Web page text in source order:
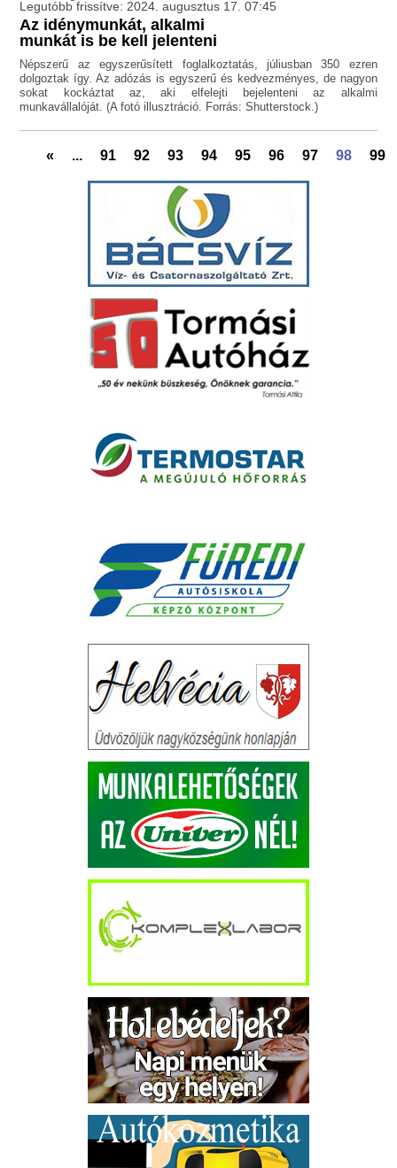
Legutóbb frissítve: 2024. augusztus 17. 07:45
Az idénymunkát, alkalmi
munkát is be kell jelenteni
Népszerű az egyszerűsített foglalkoztatás, júliusban 350 ezren
dolgoztak így. Az adózás is egyszerű és kedvezményes, de nagyon
sokat kockáztat az, aki elfelejti bejelenteni az alkalmi
munkavállalóját. (A fotó illusztráció. Forrás: Shutterstock.)
« ... 91 92 93 94 95 96 97 98 99